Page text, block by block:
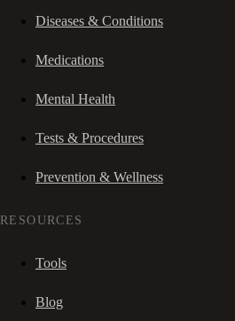
Diseases & Conditions
Medications
Mental Health
Tests & Procedures
Prevention & Wellness
RESOURCES
Tools
Blog